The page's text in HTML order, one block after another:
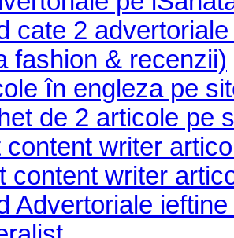
cate 2
fashion & recenzii)
în engleza pe
de 2 articole pe
content writer
content writer
Advertoriale